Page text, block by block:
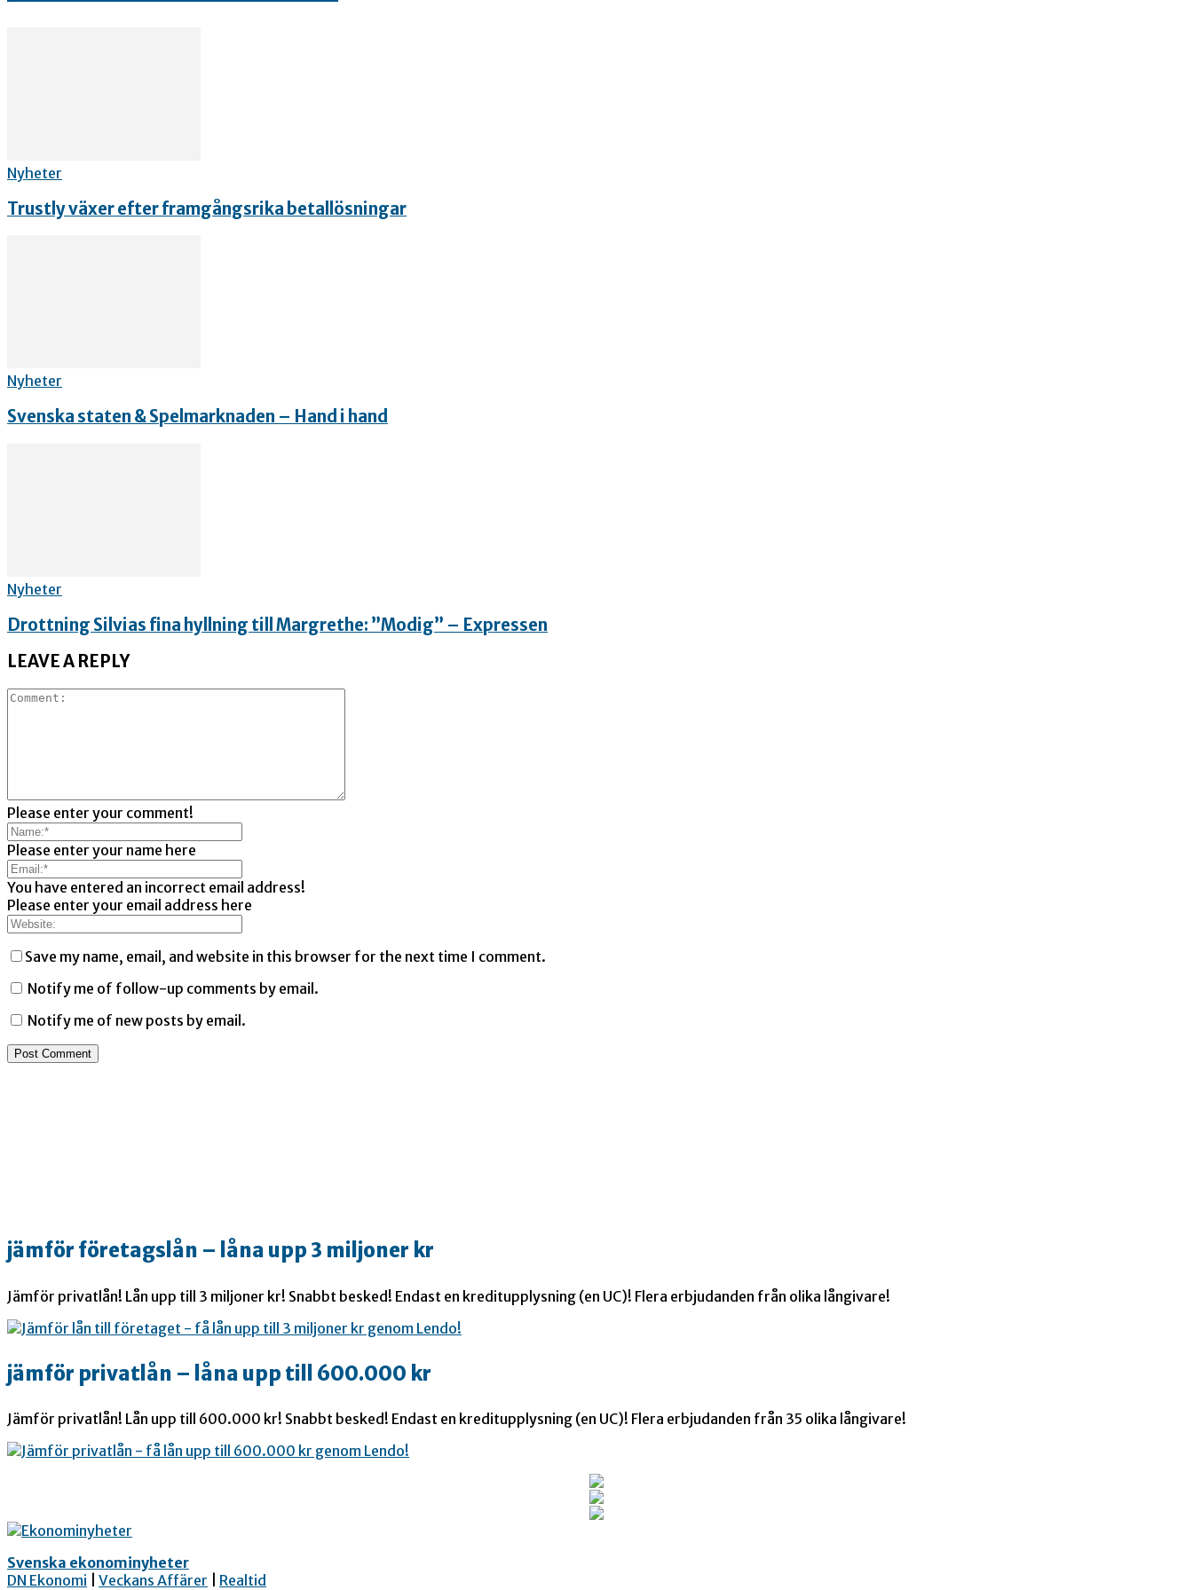
Nyheter
Trustly växer efter framgångsrika betallösningar
Nyheter
Svenska staten & Spelmarknaden – Hand i hand
Nyheter
Drottning Silvias fina hyllning till Margrethe: ”Modig” – Expressen
LEAVE A REPLY
Please enter your comment!
Please enter your name here
You have entered an incorrect email address!
Please enter your email address here
Save my name, email, and website in this browser for the next time I comment.
Notify me of follow-up comments by email.
Notify me of new posts by email.
jämför företagslån – låna upp 3 miljoner kr
Jämför privatlån! Lån upp till 3 miljoner kr! Snabbt besked! Endast en kreditupplysning (en UC)! Flera erbjudanden från olika långivare!
jämför privatlån – låna upp till 600.000 kr
Jämför privatlån! Lån upp till 600.000 kr! Snabbt besked! Endast en kreditupplysning (en UC)! Flera erbjudanden från 35 olika långivare!
Svenska ekonominyheter
DN Ekonomi
Veckans Affärer
Realtid